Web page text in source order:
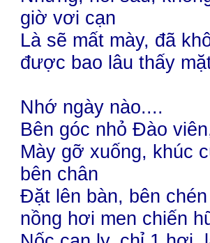
giờ vơi cạn
Là sẽ mất mày, đã
được bao lâu thấy
Nhớ ngày nào....
Bên góc nhỏ Đào
Mày gỡ xuống, khúc
bên chân
Đặt lên bàn, bên
nồng hơi men chiến